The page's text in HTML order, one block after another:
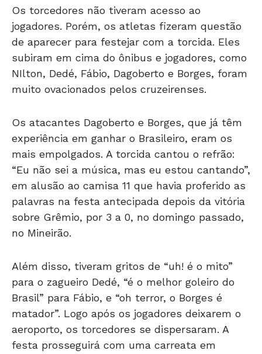
Os torcedores não tiveram acesso ao
jogadores. Porém, os atletas fizeram questão
de aparecer para festejar com a torcida. Eles
subiram em cima do ônibus e jogadores, como
NIlton, Dedé, Fábio, Dagoberto e Borges, foram
muito ovacionados pelos cruzeirenses.
Os atacantes Dagoberto e Borges, que já têm
experiência em ganhar o Brasileiro, eram os
mais empolgados. A torcida cantou o refrão:
“Eu não sei a música, mas eu estou cantando”,
em alusão ao camisa 11 que havia proferido as
palavras na festa antecipada depois da vitória
sobre Grêmio, por 3 a 0, no domingo passado,
no Mineirão.
Além disso, tiveram gritos de “uh! é o mito”
para o zagueiro Dedé, “é o melhor goleiro do
Brasil” para Fábio, e “oh terror, o Borges é
matador”. Logo após os jogadores deixarem o
aeroporto, os torcedores se dispersaram. A
festa prosseguirá com uma carreata em